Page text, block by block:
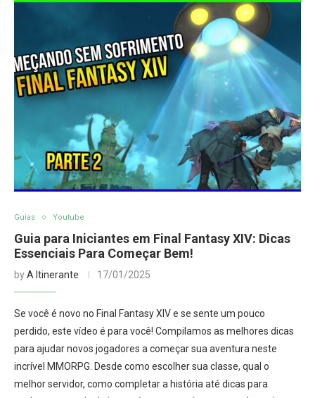
Guias Youtube
Guia para Iniciantes em Final Fantasy XIV: Dicas
Essenciais Para Começar Bem!
byA Itinerante 17/01/2025
Se você é novo no Final Fantasy XIV e se sente um pouco
perdido, este vídeo é para você! Compilamos as melhores dicas
para ajudar novos jogadores a começar sua aventura neste
incrível MMORPG. Desde como escolher sua classe, qual o
melhor servidor, como completar a história até dicas para